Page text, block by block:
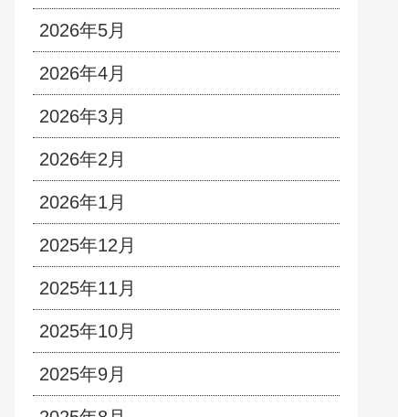
2026年5月
2026年4月
2026年3月
2026年2月
2026年1月
2025年12月
2025年11月
2025年10月
2025年9月